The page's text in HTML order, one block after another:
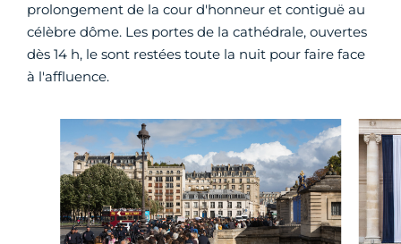
prolongement de la cour d'honneur et contiguë au
célèbre dôme. Les portes de la cathédrale, ouvertes
dès 14 h, le sont restées toute la nuit pour faire face
à l'affluence.